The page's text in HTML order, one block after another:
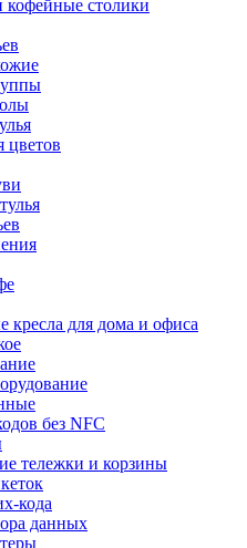
столики
цветов
кресла для дома и офиса
без NFC
тележки и корзины
кода
данных